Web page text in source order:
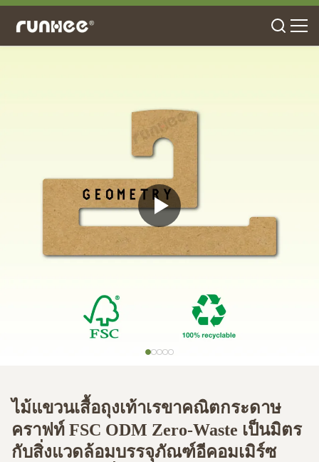
ไม้แขวนเสื้อถุงเท้าเรขาคณิตกระดาษ
คราฟท์ FSC ODM Zero-Waste เป็นมิตร
กับสิ่งแวดล้อมบรรจุภัณฑ์อีคอมเมิร์ซ